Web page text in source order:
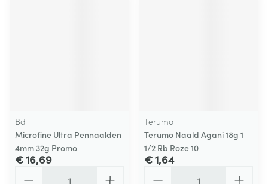
Bd
Microfine Ultra Pennaalden
4mm 32g Promo
€ 16,69
Terumo
Terumo Naald Agani 18g 1
1/2 Rb Roze 10
€ 1,64